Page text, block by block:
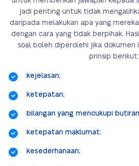
jadi penting untuk tidak
daripada melakukan apa yang
dengan cara yang tidak berpihak.
soal boleh diperolehi jika
prinsip berikut:
kejelasan;
ketepatan;
bilangan yang mencukupi
ketepatan maklumat;
kesederhanaan;